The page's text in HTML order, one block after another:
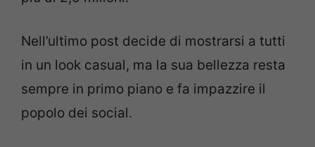
Nell’ultimo post decide di mostrarsi a tutti
in un look casual, ma la sua bellezza resta
sempre in primo piano e fa impazzire il
popolo dei social.